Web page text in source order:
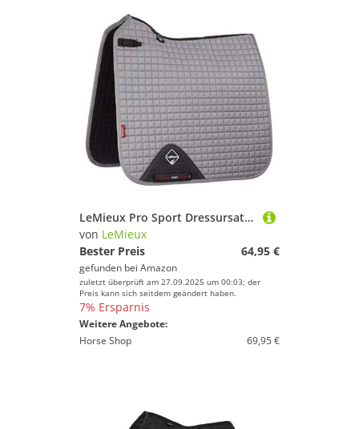
LeMieux Pro Sport Dressursatteldecke, D-Ring Schabracke L grau
von LeMieux
Bester Preis
64,95 €
gefunden bei Amazon
zuletzt überprüft am 27.09.2025 um 00:03; der
Preis kann sich seitdem geändert haben.
7% Ersparnis
Weitere Angebote:
Horse Shop
69,95 €